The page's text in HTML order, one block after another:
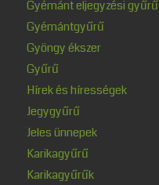
Gyémánt eljegyzési gyűrű
Gyémántgyűrű
Gyöngy ékszer
Gyűrű
Hírek és hírességek
Jegygyűrű
Jeles ünnepek
Karikagyűrű
Karikagyűrűk